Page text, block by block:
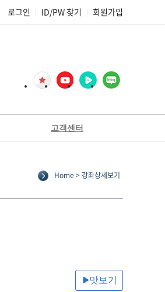
로그인 ID/PW 찾기 회원가입
고객센터
Home > 강좌상세보기
맛보기